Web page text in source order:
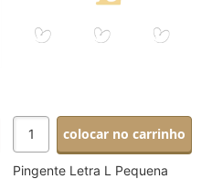
colocar no carrinho
Pingente Letra L Pequena